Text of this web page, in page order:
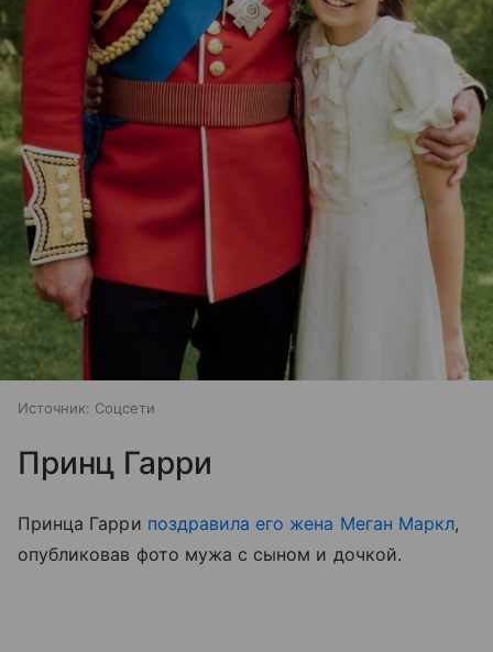
Источник: Соцсети
Принц Гарри
Принца Гарри поздравила его жена Меган Маркл,
опубликовав фото мужа с сыном и дочкой.